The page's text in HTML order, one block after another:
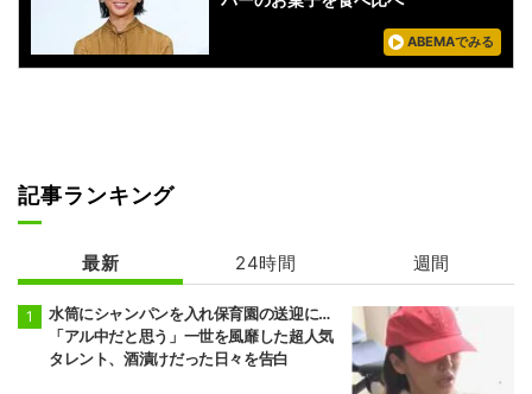
ABEMAでみる
記事ランキング
最新 24時間 週間
水筒にシャンパンを入れ保育園の送迎に…
「アル中だと思う」一世を風靡した超人気
タレント、酒漬けだった日々を告白